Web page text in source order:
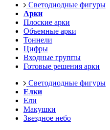
Светодиодные фигуры
Арки
Плоские арки
Объемные арки
Тоннели
Цифры
Входные группы
Готовые решения арки
Светодиодные фигуры
Елки
Ели
Макушки
Звездное небо